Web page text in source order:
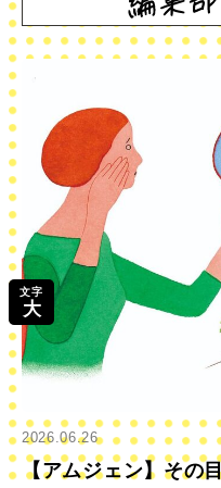
文字
大
2026.06.26
【アムジェン】その